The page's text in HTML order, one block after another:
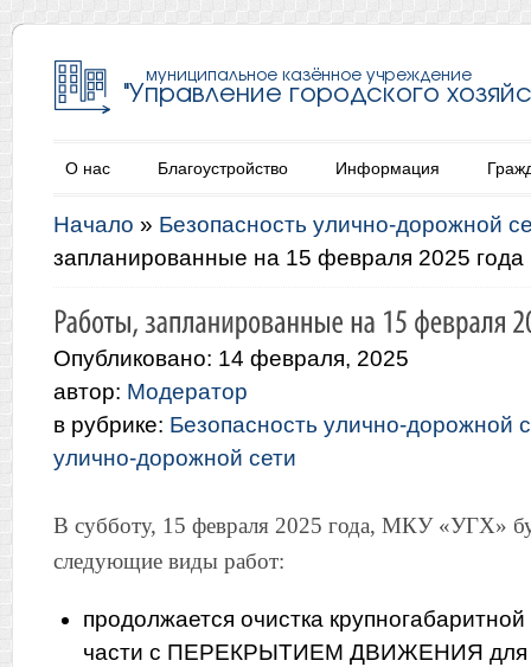
О нас Благоустройство Информация
Начало » Безопасность улично-дорожной
запланированные на 15 февраля 2025 года
Опубликовано: 14 февраля, 2025
автор: Модератор
в рубрике: Безопасность улично-дорожной
улично-дорожной сети
В субботу, 15 февраля 2025 года, МКУ «УГХ»
следующие виды работ:
продолжается очистка
части с ПЕРЕКРЫТИЕМ ДВИЖЕНИЯ для